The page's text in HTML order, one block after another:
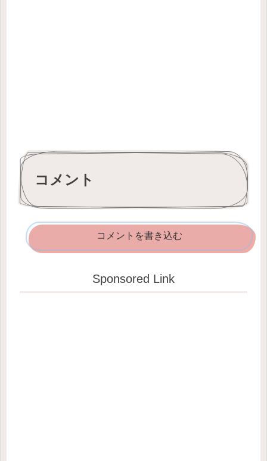
コメント
コメントを書き込む
Sponsored Link